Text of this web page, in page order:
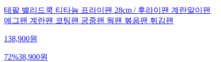
테팔 밸리드쿡 티타늄 프라이팬 28cm / 후라이팬 계란말이팬
에그팬 계란팬 코팅팬 궁중팬 웍팬 볶음팬 튀김팬
138,900원
72%38,900원